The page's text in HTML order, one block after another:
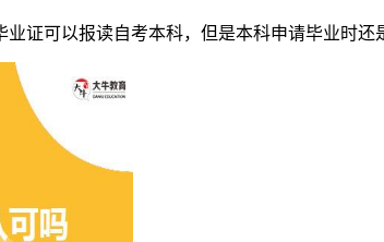
证可以报读自考本科，但是本科申请毕业时还